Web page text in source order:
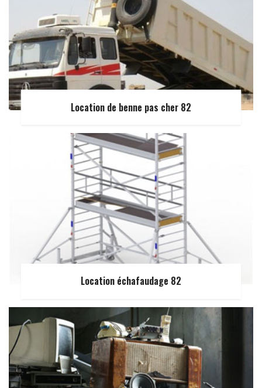
Location de benne pas cher 82
Location échafaudage 82